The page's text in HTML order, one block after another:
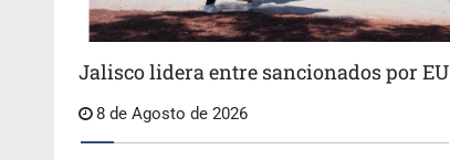
Jalisco lidera entre sancionados por EU
8 de Agosto de 2026